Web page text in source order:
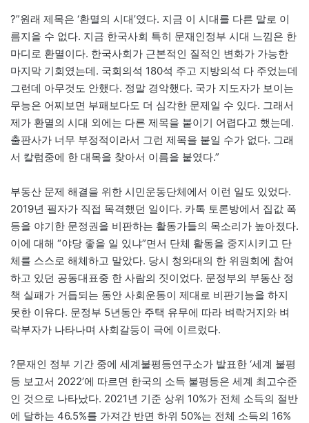
?”원래 제목은 ‘환멸의 시대’였다. 지금 이 시대를 다른 말로 이
름지을 수 없다. 지금 한국사회 특히 문재인정부 시대 느낌은 한
마디로 환멸이다. 한국사회가 근본적인 질적인 변화가 가능한
마지막 기회였는데. 국회의석 180석 주고 지방의석 다 주었는데
그런데 아무것도 안했다. 정말 경악했다. 국가 지도자가 보이는
무능은 어찌보면 부패보다도 더 심각한 문제일 수 있다. 그래서
제가 환멸의 시대 외에는 다른 제목을 붙이기 어렵다고 했는데.
출판사가 너무 부정적이라서 그런 제목을 붙일 수가 없다. 그래
서 칼럼중에 한 대목을 찾아서 이름을 붙였다.”
부동산 문제 해결을 위한 시민운동단체에서 이런 일도 있었다.
2019년 필자가 직접 목격했던 일이다. 카톡 토론방에서 집값 폭
등을 야기한 문정권을 비판하는 활동가들의 목소리가 높아졌다.
이에 대해 “야당 좋을 일 있냐”면서 단체 활동을 중지시키고 단
체를 스스로 해체하고 말았다. 당시 청와대의 한 위원회에 참여
하고 있던 공동대표중 한 사람의 짓이었다. 문정부의 부동산 정
책 실패가 거듭되는 동안 사회운동이 제대로 비판기능을 하지
못한 이유다. 문정부 5년동안 주택 유무에 따라 벼락거지와 벼
락부자가 나타나며 사회갈등이 극에 이르렀다.
?문재인 정부 기간 중에 세계불평등연구소가 발표한 ‘세계 불평
등 보고서 2022’에 따르면 한국의 소득 불평등은 세계 최고수준
인 것으로 나타났다. 2021년 기준 상위 10%가 전체 소득의 절반
에 달하는 46.5%를 가져간 반면 하위 50%는 전체 소득의 16%